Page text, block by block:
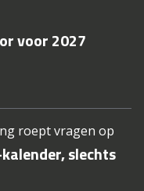
voor 2027
roept vragen op
slechts